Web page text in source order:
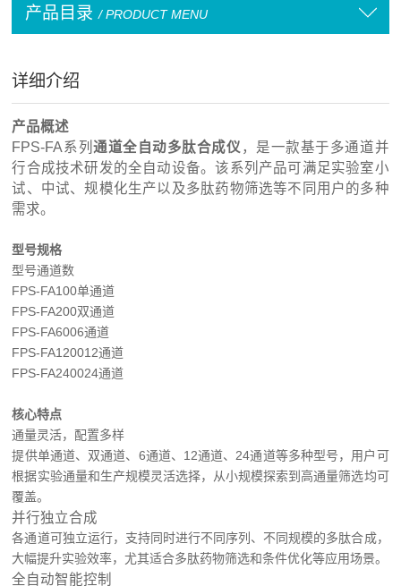
产品目录 / PRODUCT MENU
详细介绍
产品概述
FPS-FA系列通道全自动多肽合成仪 ，是一款基于多通道并
行合成技术研发的全自动设备。该系列产品可满足实验室小
试、中试、规模化生产以及多肽药物筛选等不同用户的多种
需求。
型号规格
型号通道数
FPS-FA100单通道
FPS-FA200双通道
FPS-FA6006通道
FPS-FA120012通道
FPS-FA240024通道
核心特点
通量灵活，配置多样
提供单通道、双通道、6通道、12通道、24通道等多种型号，用户可
根据实验通量和生产规模灵活选择，从小规模探索到高通量筛选均可
覆盖。
并行独立合成
各通道可独立运行，支持同时进行不同序列、不同规模的多肽合成，
大幅提升实验效率，尤其适合多肽药物筛选和条件优化等应用场景。
全自动智能控制